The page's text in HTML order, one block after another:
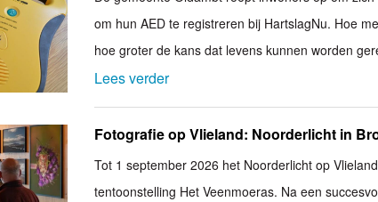
om hun AED te registreren bij HartslagNu. Hoe
hoe groter de kans dat levens kunnen worden
Lees verder
Fotografie op Vlieland: Noorderlicht in
Tot 1 september 2026 het Noorderlicht op
tentoonstelling Het Veenmoeras. Na een